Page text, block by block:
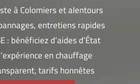
à Colomiers et alentours
entretiens rapides
: bénéficiez d’aides d’État
en chauffage
tarifs honnêtes